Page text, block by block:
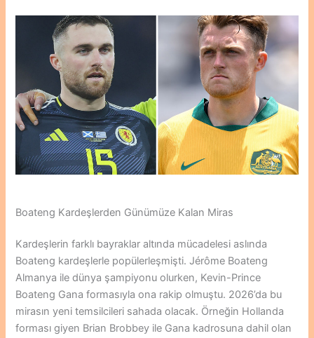
Boateng Kardeşlerden Günümüze Kalan Miras
Kardeşlerin farklı bayraklar altında mücadelesi aslında
Boateng kardeşlerle popülerleşmişti. Jérôme Boateng
Almanya ile dünya şampiyonu olurken, Kevin-Prince
Boateng Gana formasıyla ona rakip olmuştu. 2026’da bu
mirasın yeni temsilcileri sahada olacak. Örneğin Hollanda
forması giyen Brian Brobbey ile Gana kadrosuna dahil olan